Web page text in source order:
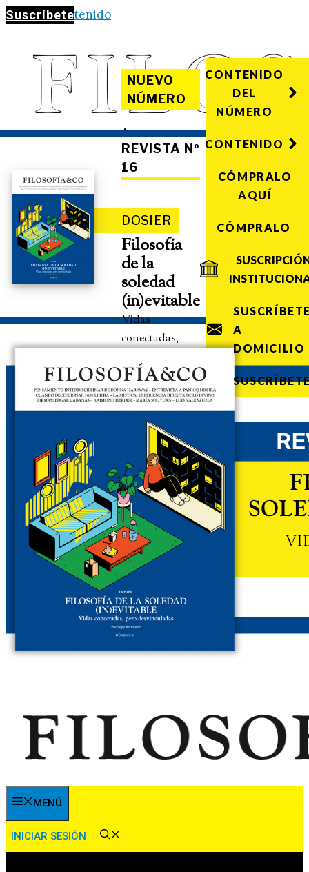
Suscríbete
Saltar al contenido
NUEVO
NÚMERO
·
REVISTA Nº
16
DOSIER
Filosofía
de la
soledad
(in)evitable
Vidas
conectadas,
desvinculadas
CONTENIDO
DEL
NÚMERO
CONTENIDO
CÓMPRALO
AQUÍ
CÓMPRALO
A
DOMICILIO
MENÚ
INICIAR SESIÓN